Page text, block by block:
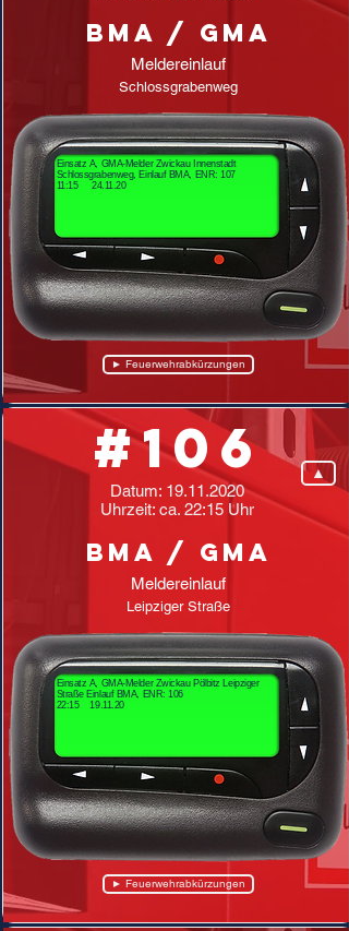
BMA / GMA
Meldereinlauf
Schlossgrabenweg
Einsatz A, GMA-Melder Zwickau Innenstadt
Schlossgrabenweg, Einlauf BMA, ENR: 107
11:15 24.11.20
► Feuerwehrabkürzungen
Datum: 19.11.2020
Uhrzeit: ca. 22:15 Uhr
#106 ▲
BMA / GMA
Meldereinlauf
Leipziger Straße
Einsatz A, GMA-Melder Zwickau Pölbitz Leipziger
Straße Einlauf BMA, ENR: 106
22:15 19.11.20
► Feuerwehrabkürzungen